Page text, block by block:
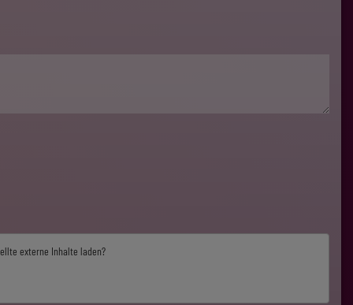
externe Inhalte laden?